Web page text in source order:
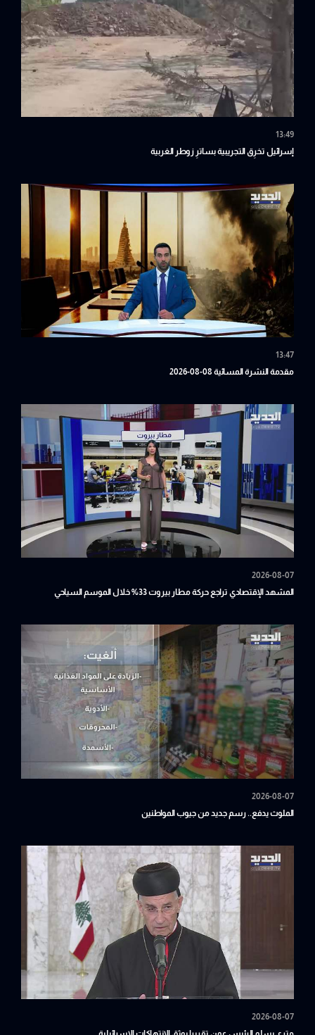
13:49
إسرائيل تخرِق التجريبية بساترِ زوطر الغربية
13:47
مقدمة النشرة المسائية 08-08-2026
2026-08-07
المشهد الإقتصادي تراجع حركة مطار بيروت 33% خلال الموسم السياحي
2026-08-07
الملوث يدفع.. رسم جديد من جيوب المواطنين
2026-08-07